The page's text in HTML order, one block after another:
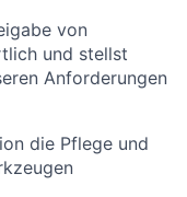
von
und stellst
Anforderungen
die Pflege und